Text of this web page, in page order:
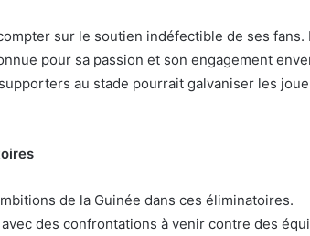
sur le soutien indéfectible de ses fans.
pour sa passion et son engagement
au stade pourrait galvaniser les
de la Guinée dans ces éliminatoires.
des confrontations à venir contre des